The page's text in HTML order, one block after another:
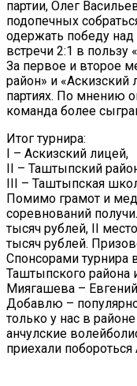
партии, Олег
подопечных
одержать победу
встречи 2:1 в
За первое и второе
район» и
партиях. По мнению
команда более
Итог турнира:
I – Аскизский лицей,
II – Таштыпский
III – Таштыпская
Помимо грамот и
соревнований
тысяч рублей, II
тысяч рублей.
Спонсорами турнира
Таштыпского района
Миягашева –
Добавлю –
только у нас в
анчулские
приехали побороться